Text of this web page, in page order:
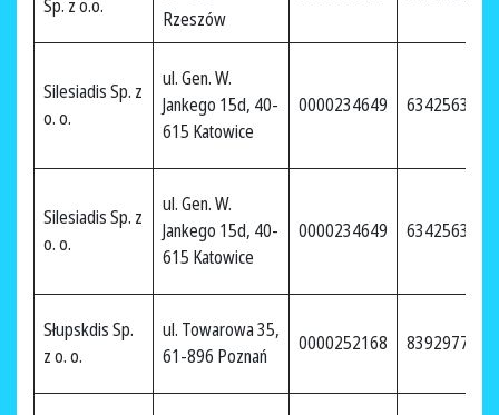
Sp. z o.o.
Rzeszów
Silesiadis Sp. z
o. o.
ul. Gen. W.
Jankego 15d, 40-
615 Katowice
0000234649 6342563353
Silesiadis Sp. z
o. o.
ul. Gen. W.
Jankego 15d, 40-
615 Katowice
0000234649 6342563353
Słupskdis Sp.
z o. o.
ul. Towarowa 35,
61-896 Poznań
0000252168 8392977069